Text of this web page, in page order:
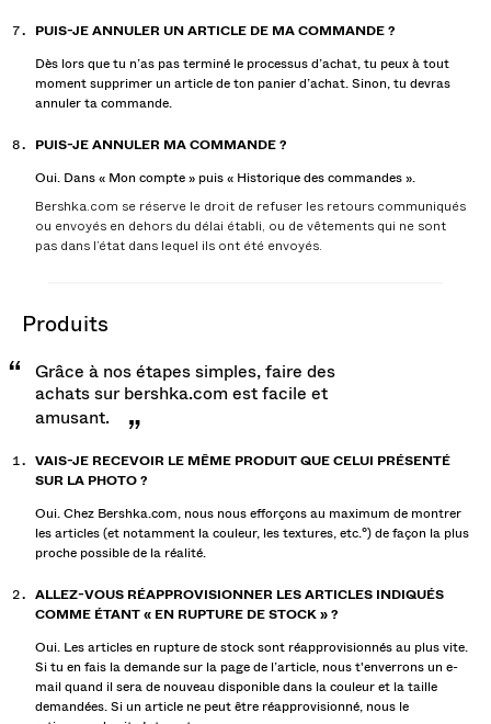
PUIS-JE ANNULER UN ARTICLE DE MA COMMANDE ?
Dès lors que tu n’as pas terminé le processus d’achat, tu peux à tout
moment supprimer un article de ton panier d’achat. Sinon, tu devras
annuler ta commande.
PUIS-JE ANNULER MA COMMANDE ?
Oui. Dans « Mon compte » puis « Historique des commandes ».
Bershka.com se réserve le droit de refuser les retours communiqués
ou envoyés en dehors du délai établi, ou de vêtements qui ne sont
pas dans l’état dans lequel ils ont été envoyés.
produits
Grâce à nos étapes simples, faire des
achats sur bershka.com est facile et
amusant.
VAIS-JE RECEVOIR LE MÊME PRODUIT QUE CELUI PRÉSENTÉ
SUR LA PHOTO ?
Oui. Chez Bershka.com, nous nous efforçons au maximum de montrer
les articles (et notamment la couleur, les textures, etc.°) de façon la plus
proche possible de la réalité.
ALLEZ-VOUS RÉAPPROVISIONNER LES ARTICLES INDIQUÉS
COMME ÉTANT « EN RUPTURE DE STOCK » ?
Oui. Les articles en rupture de stock sont réapprovisionnés au plus vite.
Si tu en fais la demande sur la page de l’article, nous t'enverrons un e-
mail quand il sera de nouveau disponible dans la couleur et la taille
demandées. Si un article ne peut être réapprovisionné, nous le